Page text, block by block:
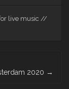
live music //
2020 →